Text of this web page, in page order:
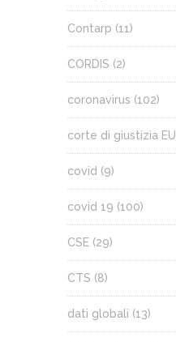
Contarp (11)
CORDIS (2)
coronavirus (102)
corte di giustizia EU
covid (9)
covid 19 (100)
CSE (29)
CTS (8)
dati globali (13)